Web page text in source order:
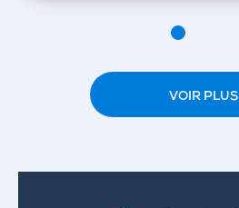
VOIR PLUS